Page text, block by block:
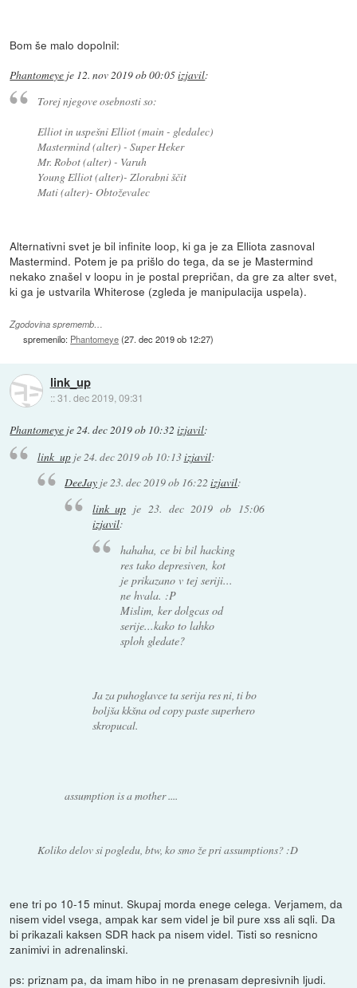
Bom še malo dopolnil:
Phantomeye je 12. nov 2019 ob 00:05izjavil:
Torej njegove osebnosti so:
Elliot in uspešni Elliot (main - gledalec)
Mastermind (alter) - Super Heker
Mr. Robot (alter) - Varuh
Young Elliot (alter)- Zlorabni ščit
Mati (alter)- Obtoževalec
Alternativni svet je bil infinite loop, ki ga je za Elliota zasnoval
Mastermind. Potem je pa prišlo do tega, da se je Mastermind
nekako znašel v loopu in je postal prepričan, da gre za alter svet,
ki ga je ustvarila Whiterose (zgleda je manipulacija uspela).
Zgodovina sprememb…
spremenilo: Phantomeye(27. dec 2019 ob 12:27)
link_up
::31. dec 2019, 09:31
Phantomeye je24. dec 2019 ob 10:32 izjavil:
link_upje 24. dec 2019 ob 10:13izjavil:
DeeJay je23. dec 2019 ob 16:22izjavil:
link_upje 23. dec 2019 ob 15:06
izjavil:
hahaha, ce bi bil hacking
res tako depresiven, kot
je prikazano v tej seriji...
ne hvala. :P
Mislim, ker dolgcas od
serije...kako to lahko
sploh gledate?
Ja za puhoglavce ta serija res ni, ti bo
boljša kkšna od copy paste superhero
skropucal.
assumption is a mother ....
Koliko delov si pogledu, btw, ko smo že pri assumptions? :D
ene tri po 10-15 minut. Skupaj morda enege celega. Verjamem, da
nisem videl vsega, ampak kar sem videl je bil pure xss ali sqli. Da
bi prikazali kaksen SDR hack pa nisem videl. Tisti so resnicno
zanimivi in adrenalinski.
ps: priznam pa, da imam hibo in ne prenasam depresivnih ljudi.